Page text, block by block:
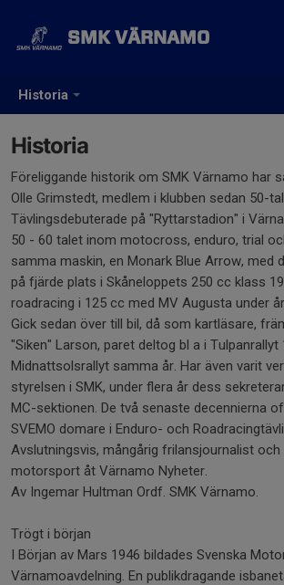
Historia
SMK VÄRNAMO
Historia
Föreliggande historik om SMK Värnamo har
Olle Grimstedt, medlem i klubben sedan 50-
Tävlingsdebuterade på "Ryttarstadion" i
50 - 60 talet inom motocross, enduro, trial
samma maskin, en Monark Blue Arrow, med
på fjärde plats i Skåneloppets 250 cc klass
roadracing i 125 cc med MV Augusta under
Gick sedan över till bil, då som kartläsare,
"Siken" Larson, paret deltog bl a i Tulpanrallyt
Midnattsolsrallyt samma år. Har även varit
styrelsen i SMK, under flera år dess
MC-sektionen. De två senaste decennierna
SVEMO domare i Enduro- och
Avslutningsvis, mångårig frilansjournalist
motorsport åt Värnamo Nyheter.
Av Ingemar Hultman Ordf. SMK Värnamo.
Trögt i början
I Början av Mars 1946 bildades Svenska
Värnamoavdelning. En publikdragande